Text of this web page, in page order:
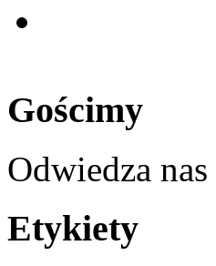
Gościmy
Odwiedza
Etykiety